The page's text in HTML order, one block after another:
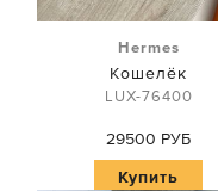
Hermes
Кошелёк
LUX-76400
29500 РУБ
Купить